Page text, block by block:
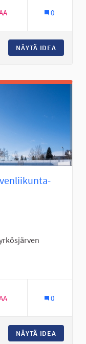
0
NÄYTÄ IDEA
Seinäjoki
0
NÄYTÄ IDEA